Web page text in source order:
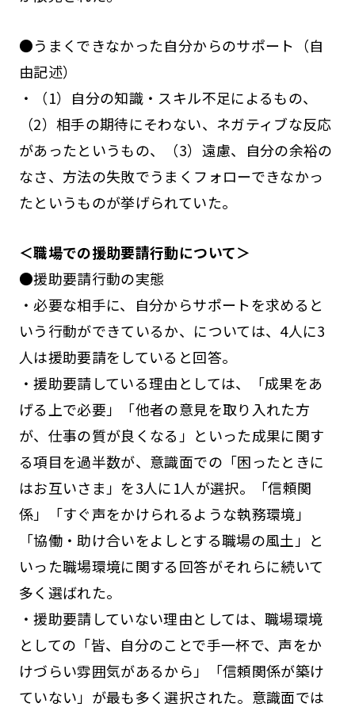
●うまくできなかった自分からのサポート（自
由記述）
・（1）自分の知識・スキル不足によるもの、
（2）相手の期待にそわない、ネガティブな反応
があったというもの、（3）遠慮、自分の余裕の
なさ、方法の失敗でうまくフォローできなかっ
たというものが挙げられていた。
＜職場での援助要請行動について＞
●援助要請行動の実態
・必要な相手に、自分からサポートを求めると
いう行動ができているか、については、4人に3
人は援助要請をしていると回答。
・援助要請している理由としては、「成果をあ
げる上で必要」「他者の意見を取り入れた方
が、仕事の質が良くなる」といった成果に関す
る項目を過半数が、意識面での「困ったときに
はお互いさま」を3人に1人が選択。「信頼関
係」「すぐ声をかけられるような執務環境」
「協働・助け合いをよしとする職場の風土」と
いった職場環境に関する回答がそれらに続いて
多く選ばれた。
・援助要請していない理由としては、職場環境
としての「皆、自分のことで手一杯で、声をか
けづらい雰囲気があるから」「信頼関係が築け
ていない」が最も多く選択された。意識面では